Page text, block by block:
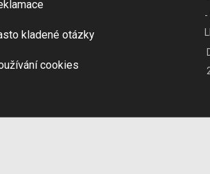
kladené otázky
cookies
-